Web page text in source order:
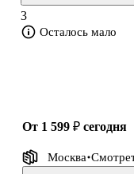
которые пошагово
3
Осталось мало
от 1 599 ₽ сегодня
Москва